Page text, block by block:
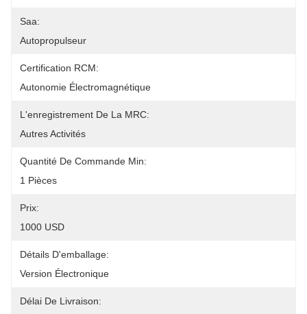
Saa:
Autopropulseur
Certification RCM:
Autonomie Électromagnétique
L'enregistrement De La MRC:
Autres Activités
Quantité De Commande Min:
1 Pièces
Prix:
1000 USD
Détails D'emballage:
Version Électronique
Délai De Livraison: